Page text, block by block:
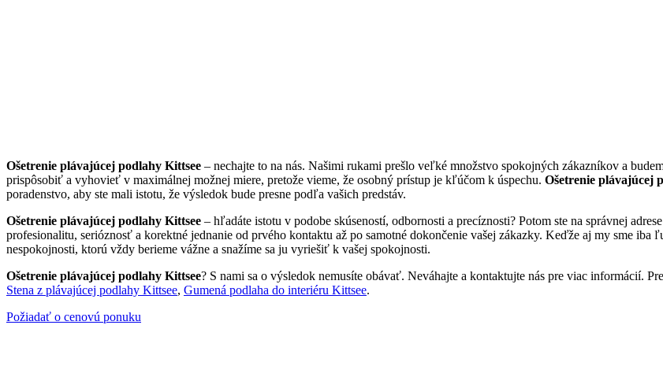
Ošetrenie plávajúcej podlahy Kittsee – nechajte to na nás. Našimi rukami prešlo veľké množstvo spokojných zákazníkov a
prispôsobiť a vyhovieť v maximálnej možnej miere, pretože vieme, že osobný prístup je kľúčom k úspechu. Ošetrenie plávajúcej
poradenstvo, aby ste mali istotu, že výsledok bude presne podľa vašich predstáv.
Ošetrenie plávajúcej podlahy Kittsee – hľadáte istotu v podobe skúseností, odbornosti a precíznosti? Potom ste na správnej
profesionalitu, serióznosť a korektné jednanie od prvého kontaktu až po samotné dokončenie vašej zákazky. Keďže aj my sme iba
nespokojnosti, ktorú vždy berieme vážne a snažíme sa ju vyriešiť k vašej spokojnosti.
Ošetrenie plávajúcej podlahy Kittsee? S nami sa o výsledok nemusíte obávať. Neváhajte a kontaktujte nás pre viac informácií.
Stena z plávajúcej podlahy Kittsee, Gumená podlaha do interiéru Kittsee.
Požiadať o cenovú ponuku